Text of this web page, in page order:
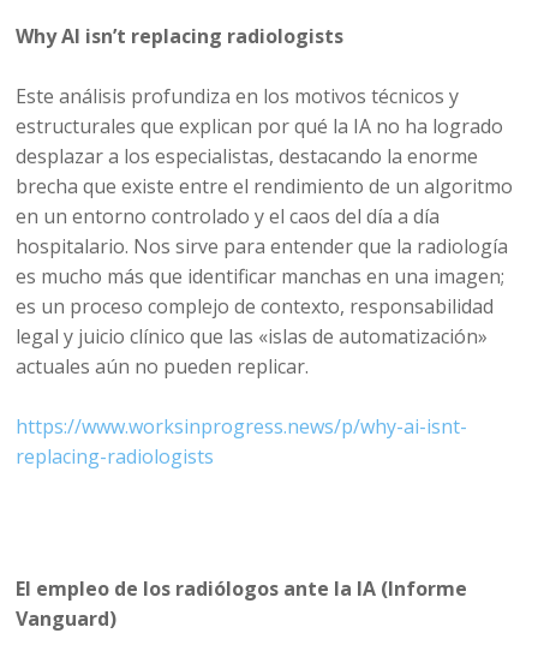
Why AI isn’t replacing radiologists
Este análisis profundiza en los motivos técnicos y
estructurales que explican por qué la IA no ha logrado
desplazar a los especialistas, destacando la enorme
brecha que existe entre el rendimiento de un algoritmo
en un entorno controlado y el caos del día a día
hospitalario. Nos sirve para entender que la radiología
es mucho más que identificar manchas en una imagen;
es un proceso complejo de contexto, responsabilidad
legal y juicio clínico que las «islas de automatización»
actuales aún no pueden replicar.
https://www.worksinprogress.news/p/why-ai-isnt-
replacing-radiologists
El empleo de los radiólogos ante la IA (Informe
Vanguard)